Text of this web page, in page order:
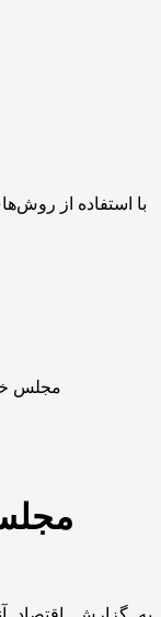
با استفاده از
مجلس